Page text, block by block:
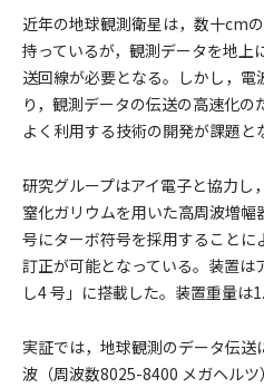
近年の地球観測衛星は，数十cm
持っているが，観測データを地上
送回線が必要となる。しかし，
り，観測データの伝送の高速化
よく利用する技術の開発が課題と
研究グループはアイ電子と協力し
窒化ガリウムを用いた高周波増
号にターボ符号を採用することに
訂正が可能となっている。装置は
し4 号」に搭載した。装置重量は
実証では，地球観測のデータ伝
波（周波数8025-8400 メガヘル